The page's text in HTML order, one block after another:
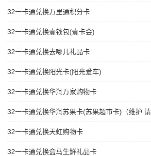
32一卡通兑换万里通积分卡
32一卡通兑换壹钱包(壹卡会)
32一卡通兑换去哪儿礼品卡
32一卡通兑换阳光卡(阳光爱车)
32一卡通兑换华润万家购物卡
32一卡通兑换华润苏果卡(苏果超市卡)（维护 请
32一卡通兑换天虹购物卡
32一卡通兑换盒马生鲜礼品卡